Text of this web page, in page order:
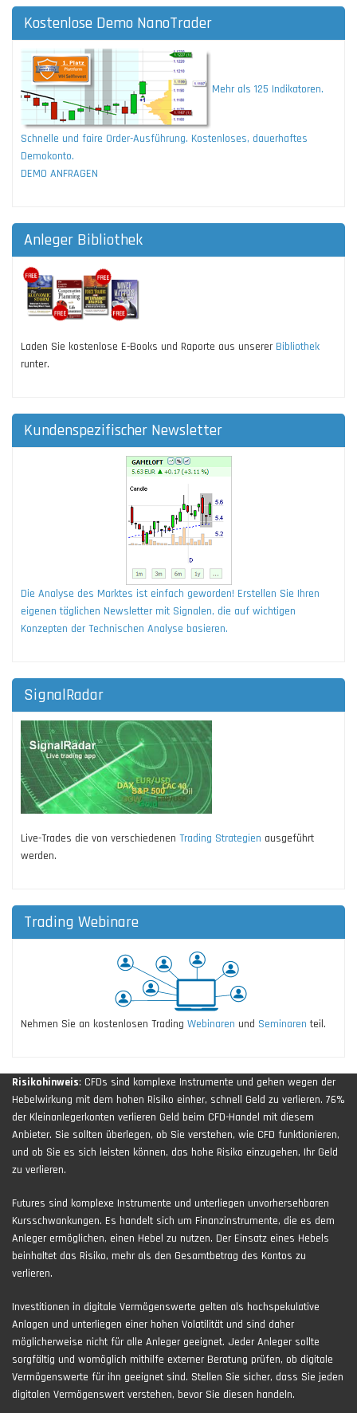
Kostenlose Demo NanoTrader
Mehr als 125 Indikatoren.
Schnelle und faire Order-Ausführung. Kostenloses, dauerhaftes
Demokonto.
DEMO ANFRAGEN
Anleger Bibliothek
Laden Sie kostenlose E-Books und Raporte aus unserer Bibliothek
runter.
Kundenspezifischer Newsletter
Die Analyse des Marktes ist einfach geworden! Erstellen Sie Ihren
eigenen täglichen Newsletter mit Signalen, die auf wichtigen
Konzepten der Technischen Analyse basieren.
SignalRadar
Live-Trades die von verschiedenen Trading Strategien ausgeführt
werden.
Trading Webinare
Nehmen Sie an kostenlosen Trading Webinaren und Seminaren teil.
Risikohinweis: CFDs sind komplexe Instrumente und gehen wegen der
Hebelwirkung mit dem hohen Risiko einher, schnell Geld zu verlieren. 76%
der Kleinanlegerkonten verlieren Geld beim CFD-Handel mit diesem
Anbieter. Sie sollten überlegen, ob Sie verstehen, wie CFD funktionieren,
und ob Sie es sich leisten können, das hohe Risiko einzugehen, Ihr Geld
zu verlieren.
Futures sind komplexe Instrumente und unterliegen unvorhersehbaren
Kursschwankungen. Es handelt sich um Finanzinstrumente, die es dem
Anleger ermöglichen, einen Hebel zu nutzen. Der Einsatz eines Hebels
beinhaltet das Risiko, mehr als den Gesamtbetrag des Kontos zu
verlieren.
Investitionen in digitale Vermögenswerte gelten als hochspekulative
Anlagen und unterliegen einer hohen Volatilität und sind daher
möglicherweise nicht für alle Anleger geeignet. Jeder Anleger sollte
sorgfältig und womöglich mithilfe externer Beratung prüfen, ob digitale
Vermögenswerte für ihn geeignet sind. Stellen Sie sicher, dass Sie jeden
digitalen Vermögenswert verstehen, bevor Sie diesen handeln.